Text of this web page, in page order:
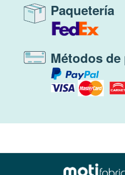
Paquetería
Métodos de